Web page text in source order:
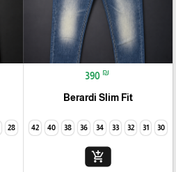
390 ₪
Berardi Slim Fit
30
31
32
33
34
36
38
40
42
add_shopping_cart
28